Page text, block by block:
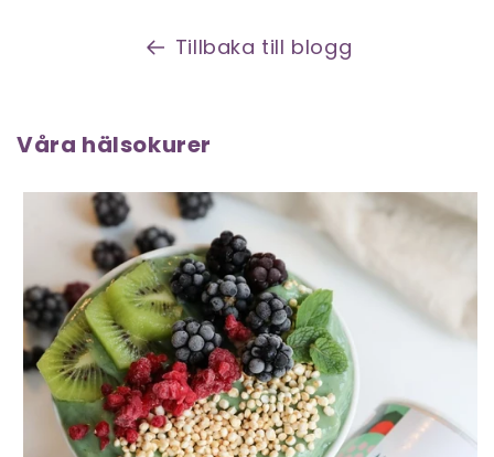
Tillbaka till blogg
Våra hälsokurer